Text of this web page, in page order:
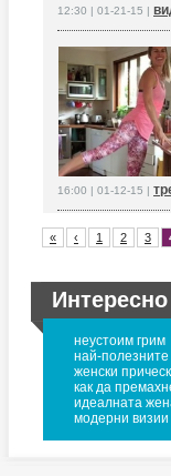
12:30 | 01-21-15 |
16:00 | 01-12-15 |
« ‹ 1 2 3
Интересно
неустоим грим
най-
женски
как да
идеалната
модерни визии